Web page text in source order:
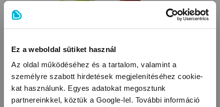
Ez a weboldal sütiket használ
Az oldal működéséhez és a tartalom, valamint a
személyre szabott hirdetések megjelenítéséhez cookie-
kat használunk. Egyes adatokat megosztunk
partnereinkkel, köztük a Google-lel. További információ
KLEIN
Sand Bucket Set - garden, 2 l homokozószett
4 490 Ft